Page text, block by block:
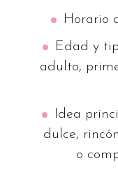
Horario
Edad y
adulto,
Idea
dulce,
o